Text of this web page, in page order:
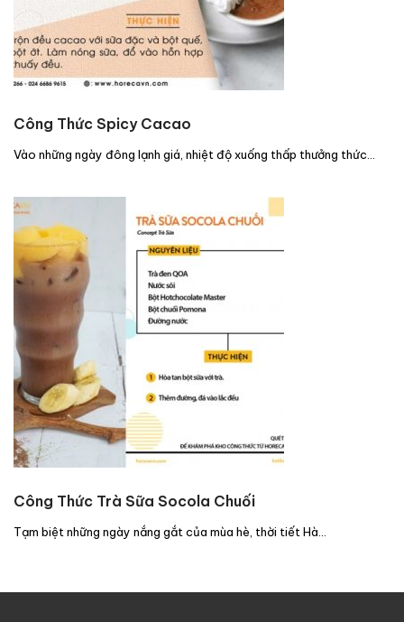
Công Thức Spicy Cacao
Vào những ngày đông lạnh giá, nhiệt độ xuống thấp thưởng thức…
Công Thức Trà Sữa Socola Chuối
Tạm biệt những ngày nắng gắt của mùa hè, thời tiết Hà…